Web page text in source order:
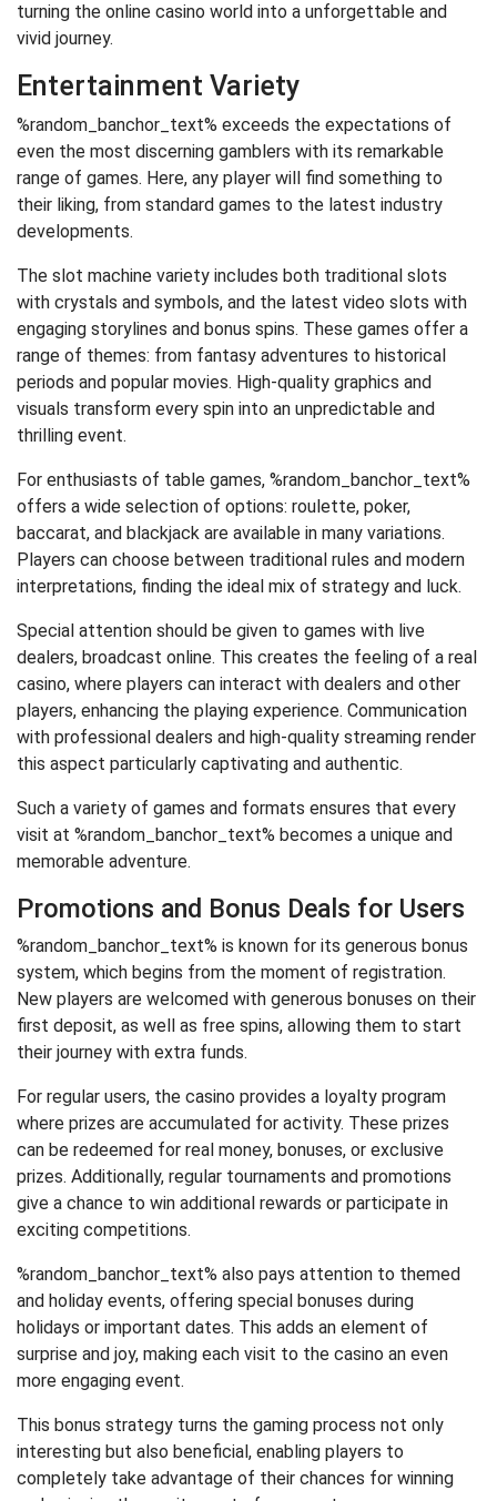
turning the online casino world into a unforgettable and
vivid journey.
Entertainment Variety
%random_banchor_text% exceeds the expectations of
even the most discerning gamblers with its remarkable
range of games. Here, any player will find something to
their liking, from standard games to the latest industry
developments.
The slot machine variety includes both traditional slots
with crystals and symbols, and the latest video slots with
engaging storylines and bonus spins. These games offer a
range of themes: from fantasy adventures to historical
periods and popular movies. High-quality graphics and
visuals transform every spin into an unpredictable and
thrilling event.
For enthusiasts of table games, %random_banchor_text%
offers a wide selection of options: roulette, poker,
baccarat, and blackjack are available in many variations.
Players can choose between traditional rules and modern
interpretations, finding the ideal mix of strategy and luck.
Special attention should be given to games with live
dealers, broadcast online. This creates the feeling of a real
casino, where players can interact with dealers and other
players, enhancing the playing experience. Communication
with professional dealers and high-quality streaming render
this aspect particularly captivating and authentic.
Such a variety of games and formats ensures that every
visit at %random_banchor_text% becomes a unique and
memorable adventure.
Promotions and Bonus Deals for Users
%random_banchor_text% is known for its generous bonus
system, which begins from the moment of registration.
New players are welcomed with generous bonuses on their
first deposit, as well as free spins, allowing them to start
their journey with extra funds.
For regular users, the casino provides a loyalty program
where prizes are accumulated for activity. These prizes
can be redeemed for real money, bonuses, or exclusive
prizes. Additionally, regular tournaments and promotions
give a chance to win additional rewards or participate in
exciting competitions.
%random_banchor_text% also pays attention to themed
and holiday events, offering special bonuses during
holidays or important dates. This adds an element of
surprise and joy, making each visit to the casino an even
more engaging event.
This bonus strategy turns the gaming process not only
interesting but also beneficial, enabling players to
completely take advantage of their chances for winning